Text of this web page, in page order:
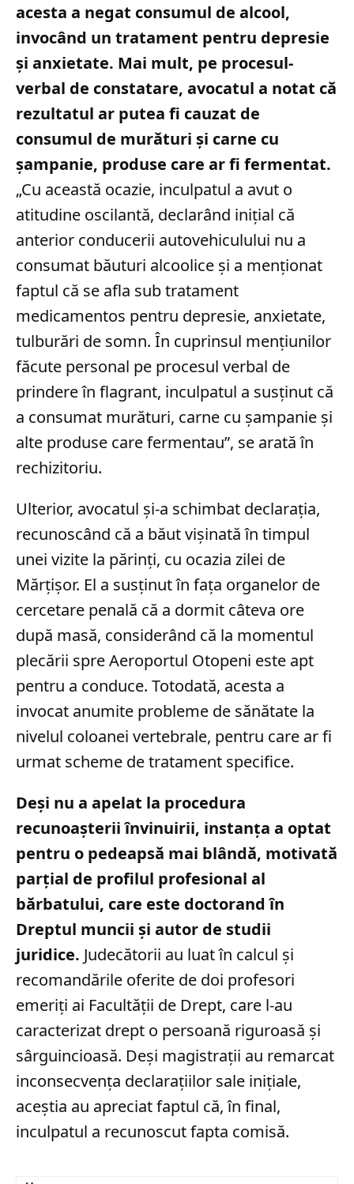
acesta a negat consumul de alcool,
invocând un tratament pentru depresie
și anxietate. Mai mult, pe procesul-
verbal de constatare, avocatul a notat că
rezultatul ar putea fi cauzat de
consumul de murături și carne cu
șampanie, produse care ar fi fermentat.
„Cu această ocazie, inculpatul a avut o
atitudine oscilantă, declarând iniţial că
anterior conducerii autovehiculului nu a
consumat băuturi alcoolice şi a menţionat
faptul că se afla sub tratament
medicamentos pentru depresie, anxietate,
tulburări de somn. În cuprinsul menţiunilor
făcute personal pe procesul verbal de
prindere în flagrant, inculpatul a susţinut că
a consumat murături, carne cu şampanie şi
alte produse care fermentau”, se arată în
rechizitoriu.
Ulterior, avocatul și-a schimbat declarația,
recunoscând că a băut vișinată în timpul
unei vizite la părinți, cu ocazia zilei de
Mărțișor. El a susținut în fața organelor de
cercetare penală că a dormit câteva ore
după masă, considerând că la momentul
plecării spre Aeroportul Otopeni este apt
pentru a conduce. Totodată, acesta a
invocat anumite probleme de sănătate la
nivelul coloanei vertebrale, pentru care ar fi
urmat scheme de tratament specifice.
Deși nu a apelat la procedura
recunoașterii învinuirii, instanța a optat
pentru o pedeapsă mai blândă, motivată
parțial de profilul profesional al
bărbatului, care este doctorand în
Dreptul muncii și autor de studii
juridice. Judecătorii au luat în calcul și
recomandările oferite de doi profesori
emeriți ai Facultății de Drept, care l-au
caracterizat drept o persoană riguroasă și
sârguincioasă. Deși magistrații au remarcat
inconsecvența declarațiilor sale inițiale,
aceștia au apreciat faptul că, în final,
inculpatul a recunoscut fapta comisă.